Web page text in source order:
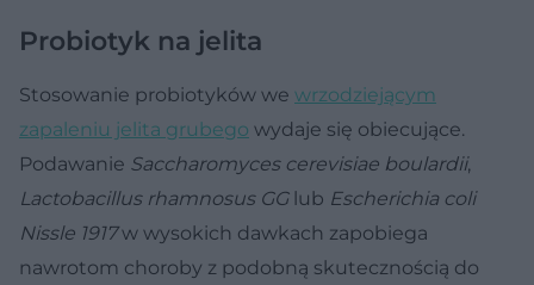
Probiotyk na jelita
Stosowanie probiotyków we wrzodziejącym
zapaleniu jelita grubego wydaje się obiecujące.
Podawanie Saccharomyces cerevisiae boulardii,
Lactobacillus rhamnosus GGlub Escherichia coli
Nissle 1917w wysokich dawkach zapobiega
nawrotom choroby z podobną skutecznością do